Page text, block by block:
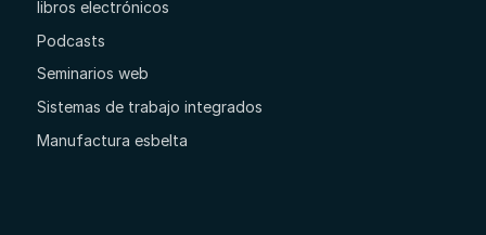
libros electrónicos
Podcasts
Seminarios web
Sistemas de trabajo integrados
Manufactura esbelta